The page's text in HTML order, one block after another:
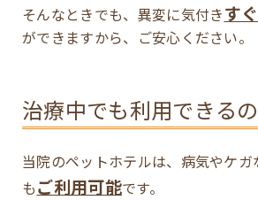
そんなときでも、異変に気付きす
ができますから、ご安心ください。
治療中でも利用できる
当院のペットホテルは、病気やケガ
もご利用可能です。